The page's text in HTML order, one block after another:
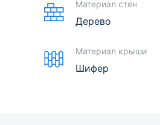
Материал стен
Дерево
Материал крыши
Шифер